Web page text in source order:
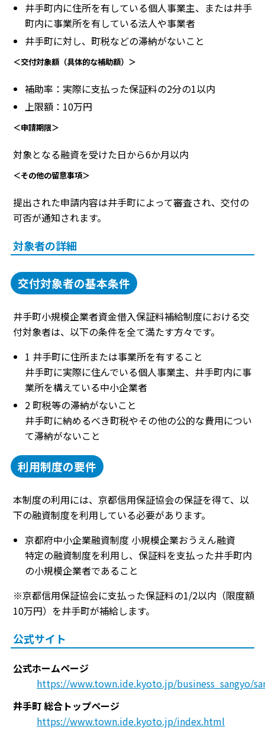
井手町内に住所を有している個人事業主、または井手
町内に事業所を有している法人や事業者
井手町に対し、町税などの滞納がないこと
＜交付対象額（具体的な補助額）＞
補助率：実際に支払った保証料の2分の1以内
上限額：10万円
＜申請期限＞
対象となる融資を受けた日から6か月以内
＜その他の留意事項＞
提出された申請内容は井手町によって審査され、交付の
可否が通知されます。
対象者の詳細
交付対象者の基本条件
井手町小規模企業者資金借入保証料補給制度における交
付対象者は、以下の条件を全て満たす方々です。
1 井手町に住所または事業所を有すること
井手町に実際に住んでいる個人事業主、井手町内に事
業所を構えている中小企業者
2 町税等の滞納がないこと
井手町に納めるべき町税やその他の公的な費用につい
て滞納がないこと
利用制度の要件
本制度の利用には、京都信用保証協会の保証を得て、以
下の融資制度を利用している必要があります。
京都府中小企業融資制度 小規模企業おうえん融資
特定の融資制度を利用し、保証料を支払った井手町内
の小規模企業者であること
※京都信用保証協会に支払った保証料の1/2以内（限度額
10万円）を井手町が補給します。
公式サイト
公式ホームページ
https://www.town.ide.kyoto.jp/business_sangyo/
井手町 総合トップページ
https://www.town.ide.kyoto.jp/index.html